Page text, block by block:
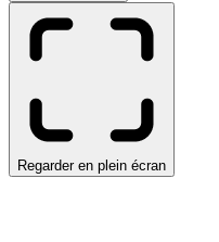
Regarder en plein écran